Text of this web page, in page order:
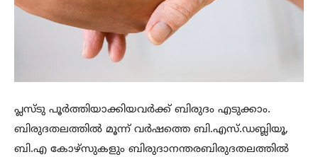
പ്ലസ്ടു പൂർത്തിയാക്കിയവർക്ക് ബിരുദം എടുക്കാം.
ബിരുദതലത്തിൽ മൂന്ന് വർഷത്തെ ബി.എസ്.ഡബ്ലിയൂ,
ബി.എ കോഴ്സുകളും ബിരുദാനന്തരബിരുദതലത്തിൽ